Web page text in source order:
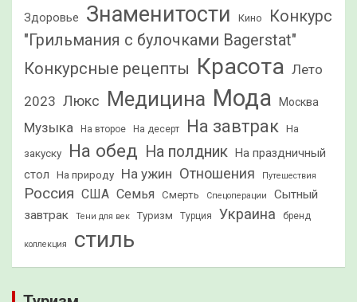
Здоровье Знаменитости Кино
Конкурс
"Грильмания с булочками Bagerstat"
Конкурсные рецепты Красота Лето
2023 Люкс Медицина Мода Москва
Музыка На второе На десерт На завтрак На
закуску На обед На полдник На праздничный
стол
На природу На ужин Отношения Путешествия
Россия США Семья Смерть Спецоперации
Сытный
завтрак
Тени для век Туризм Турция Украина бренд
коллекция стиль